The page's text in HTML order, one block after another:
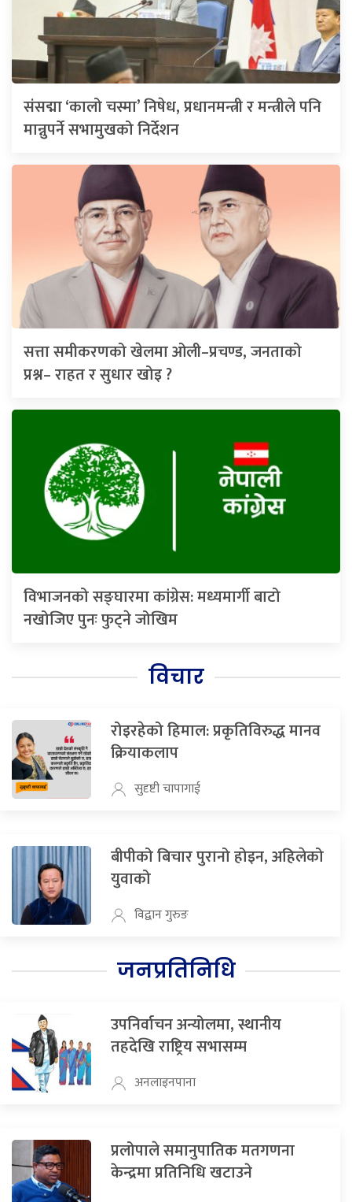
संसद्मा ‘कालो चस्मा’ निषेध, प्रधानमन्त्री र मन्त्रीले पनि
मान्नुपर्ने सभामुखको निर्देशन
सत्ता समीकरणको खेलमा ओली–प्रचण्ड, जनताको
प्रश्न– राहत र सुधार खोइ ?
विभाजनको सङ्घारमा कांग्रेस: मध्यमार्गी बाटो
नखोजिए पुनः फुट्ने जोखिम
विचार
रोइरहेको हिमाल: प्रकृतिविरुद्ध मानव
क्रियाकलाप
सुदृष्टी चापागाई
बीपीको बिचार पुरानो होइन, अहिलेको
युवाको
विद्वान गुरुङ
जनप्रतिनिधि
उपनिर्वाचन अन्योलमा, स्थानीय
तहदेखि राष्ट्रिय सभासम्म
अनलाइनपाना
प्रलोपाले समानुपातिक मतगणना
केन्द्रमा प्रतिनिधि खटाउने